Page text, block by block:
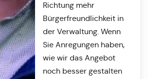
Richtung mehr
Bürgerfreundlichkeit in
der Verwaltung. Wenn
Sie Anregungen haben,
wie wir das Angebot
noch besser gestalten